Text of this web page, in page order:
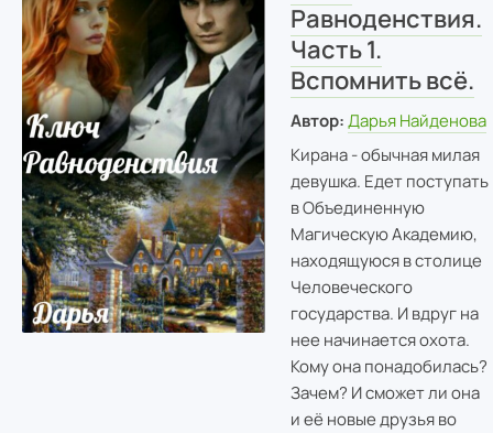
Равноденствия.
Часть 1.
Вспомнить всё.
Автор: Дарья Найденова
Кирана - обычная милая
девушка. Едет поступать
в Объединенную
Магическую Академию,
находящуюся в столице
Человеческого
государства. И вдруг на
нее начинается охота.
Кому она понадобилась?
Зачем? И сможет ли она
и её новые друзья во